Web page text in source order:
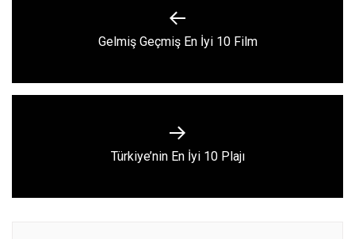
Previous
Gelmiş Geçmiş En İyi 10 Film
Next
Türkiye’nin En İyi 10 Plajı